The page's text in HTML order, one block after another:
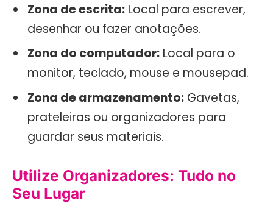
Zona de escrita: Local para escrever,
desenhar ou fazer anotações.
Zona do computador: Local para o
monitor, teclado, mouse e mousepad.
Zona de armazenamento: Gavetas,
prateleiras ou organizadores para
guardar seus materiais.
Utilize Organizadores: Tudo no
Seu Lugar